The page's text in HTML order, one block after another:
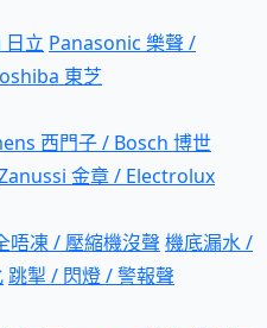
立 Panasonic 樂聲 /
東芝
西門子 / Bosch 博世
金章 / Electrolux
唔凍 / 壓縮機沒聲 機底漏水 /
跳掣 / 閃燈 / 警報聲